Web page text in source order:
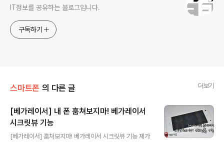
IT정보를 공유하는 블로그입니다.
구독하기
스마트폰 의 다른 글 더보기
[베가레이서] 내 폰 훔쳐보지마! 베가레이서
시크릿뷰 기능
[베가레이서] 훔쳐보지마! 베가레이서 시크릿뷰 기능 제가